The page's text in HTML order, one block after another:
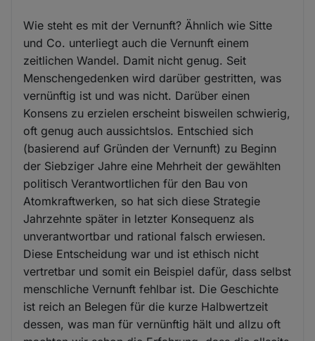
Wie steht es mit der Vernunft? Ähnlich wie Sitte
und Co. unterliegt auch die Vernunft einem
zeitlichen Wandel. Damit nicht genug. Seit
Menschengedenken wird darüber gestritten, was
vernünftig ist und was nicht. Darüber einen
Konsens zu erzielen erscheint bisweilen schwierig,
oft genug auch aussichtslos. Entschied sich
(basierend auf Gründen der Vernunft) zu Beginn
der Siebziger Jahre eine Mehrheit der gewählten
politisch Verantwortlichen für den Bau von
Atomkraftwerken, so hat sich diese Strategie
Jahrzehnte später in letzter Konsequenz als
unverantwortbar und rational falsch erwiesen.
Diese Entscheidung war und ist ethisch nicht
vertretbar und somit ein Beispiel dafür, dass selbst
menschliche Vernunft fehlbar ist. Die Geschichte
ist reich an Belegen für die kurze Halbwertzeit
dessen, was man für vernünftig hält und allzu oft